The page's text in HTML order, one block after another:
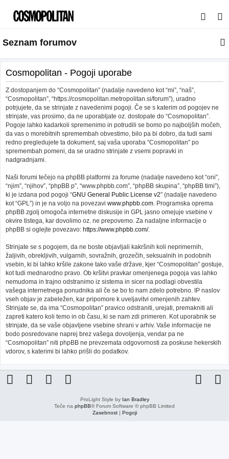
s
a
j
Seznam forumov
Cosmopolitan - Pogoji uporabe
Z dostopanjem do “Cosmopolitan” (nadalje navedeno kot “mi”, “naš”,
“Cosmopolitan”, “https://cosmopolitan.metropolitan.si/forum”), uradno
potrjujete, da se strinjate z navedenimi pogoji. Če se s katerim od pogojev ne
strinjate, vas prosimo, da ne uporabljate oz. dostopate do “Cosmopolitan”.
Pogoje lahko kadarkoli spremenimo in potrudili se bomo po najboljših močeh,
da vas o morebitnih spremembah obvestimo, bilo pa bi dobro, da tudi sami
redno pregledujete ta dokument, saj vaša uporaba “Cosmopolitan” po
spremembah pomeni, da se uradno strinjate z vsemi popravki in
nadgradnjami.
Naši forumi tečejo na phpBB platformi za forume (nadalje navedeno kot “oni”,
“njim”, “njihov”, “phpBB p”, “www.phpbb.com”, “phpBB skupina”, “phpBB timi”),
ki je izdana pod pogoji “GNU General Public License v2” (nadalje navedeno
kot “GPL”) in je na voljo na povezavi www.phpbb.com. Programska oprema
phpBB zgolj omogoča internetne diskusije in GPL jasno omejuje vsebine v
okvire tistega, kar dovolimo oz. ne prepovemo. Za nadaljne informacije o
phpBB si oglejte povezavo: https://www.phpbb.com/.
Strinjate se s pogojem, da ne boste objavljali kakršnih koli neprimernih,
žaljivih, obrekljivih, vulgarnih, sovražnih, grozečih, seksualnih in podobnih
vsebin, ki bi lahko kršile zakone tako vaše države, kjer “Cosmopolitan” gostuje,
kot tudi mednarodno pravo. Ob kršitvi pravkar omenjenega pogoja vas lahko
nemudoma in trajno odstranimo iz sistema in sicer na podlagi obvestila
vašega internetnega ponudnika ali če se bo to nam zdelo potrebno. IP naslov
vseh objav je zabeležen, kar pripomore k uveljavitvi omenjenih zahtev.
Strinjate se, da ima “Cosmopolitan” pravico odstraniti, urejati, premakniti ali
zapreti katero koli temo in ob času, ki se nam zdi primeren. Kot uporabnik se
strinjate, da se vaše objavljene vsebine shrani v arhiv. Vaše informacije ne
bodo posredovane naprej brez vašega dovoljenja, vendar pa ne
“Cosmopolitan” niti phpBB ne prevzemata odgovornosti za poskuse hekerskih
vdorov, s katerimi bi lahko prišli do podatkov.
ProLight Style by Ian Bradley
Teče na phpBB® Forum Software © phpBB Limited
Zasebnost| Pogoji